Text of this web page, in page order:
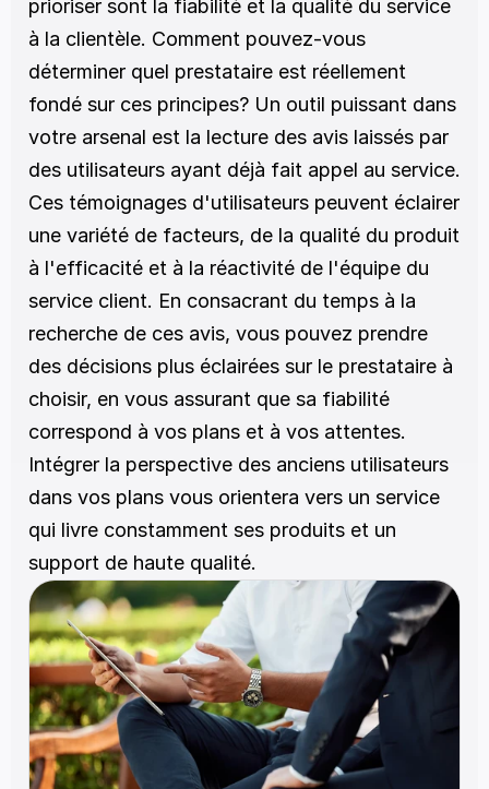
prioriser sont la fiabilité et la qualité du service
à la clientèle. Comment pouvez-vous
déterminer quel prestataire est réellement
fondé sur ces principes? Un outil puissant dans
votre arsenal est la lecture des avis laissés par
des utilisateurs ayant déjà fait appel au service.
Ces témoignages d'utilisateurs peuvent éclairer
une variété de facteurs, de la qualité du produit
à l'efficacité et à la réactivité de l'équipe du
service client. En consacrant du temps à la
recherche de ces avis, vous pouvez prendre
des décisions plus éclairées sur le prestataire à
choisir, en vous assurant que sa fiabilité
correspond à vos plans et à vos attentes.
Intégrer la perspective des anciens utilisateurs
dans vos plans vous orientera vers un service
qui livre constamment ses produits et un
support de haute qualité.